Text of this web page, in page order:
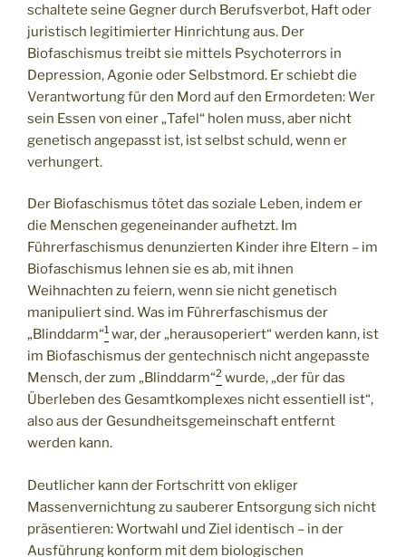
schaltete seine Gegner durch Berufsverbot, Haft oder
juristisch legitimierter Hinrichtung aus. Der
Biofaschismus treibt sie mittels Psychoterrors in
Depression, Agonie oder Selbstmord. Er schiebt die
Verantwortung für den Mord auf den Ermordeten: Wer
sein Essen von einer „Tafel“ holen muss, aber nicht
genetisch angepasst ist, ist selbst schuld, wenn er
verhungert.
Der Biofaschismus tötet das soziale Leben, indem er
die Menschen gegeneinander aufhetzt. Im
Führerfaschismus denunzierten Kinder ihre Eltern – im
Biofaschismus lehnen sie es ab, mit ihnen
Weihnachten zu feiern, wenn sie nicht genetisch
manipuliert sind. Was im Führerfaschismus der
„Blinddarm“1 war, der „herausoperiert“ werden kann, ist
im Biofaschismus der gentechnisch nicht angepasste
Mensch, der zum „Blinddarm“2 wurde, „der für das
Überleben des Gesamtkomplexes nicht essentiell ist“,
also aus der Gesundheitsgemeinschaft entfernt
werden kann.
Deutlicher kann der Fortschritt von ekliger
Massenvernichtung zu sauberer Entsorgung sich nicht
präsentieren: Wortwahl und Ziel identisch – in der
Ausführung konform mit dem biologischen